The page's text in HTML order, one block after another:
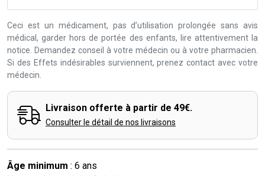
Ceci est un médicament, pas d’utilisation prolongée sans avis
médical, garder hors de portée des enfants, lire attentivement la
notice. Demandez conseil à votre médecin ou à votre pharmacien.
Si des Effets indésirables surviennent, prenez contact avec votre
médecin.
Livraison offerte à partir de 49€.
Consulter le détail de nos livraisons
Âge minimum : 6 ans